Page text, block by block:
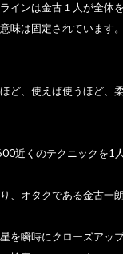
インは金古１人が全体
味は固定されています
ど、使えば使うほど、
近くのテクニックを1
、オタクである金古一
を瞬時にクローズアッ